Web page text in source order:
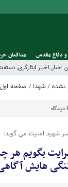
و دفاع مقدس مدافعان
اخبار, اخبار ایثارگری,
نشده/شهدا / صفحه اول
دیدگاه
شهید امنیت می گوید:
بگویم هر
هایش